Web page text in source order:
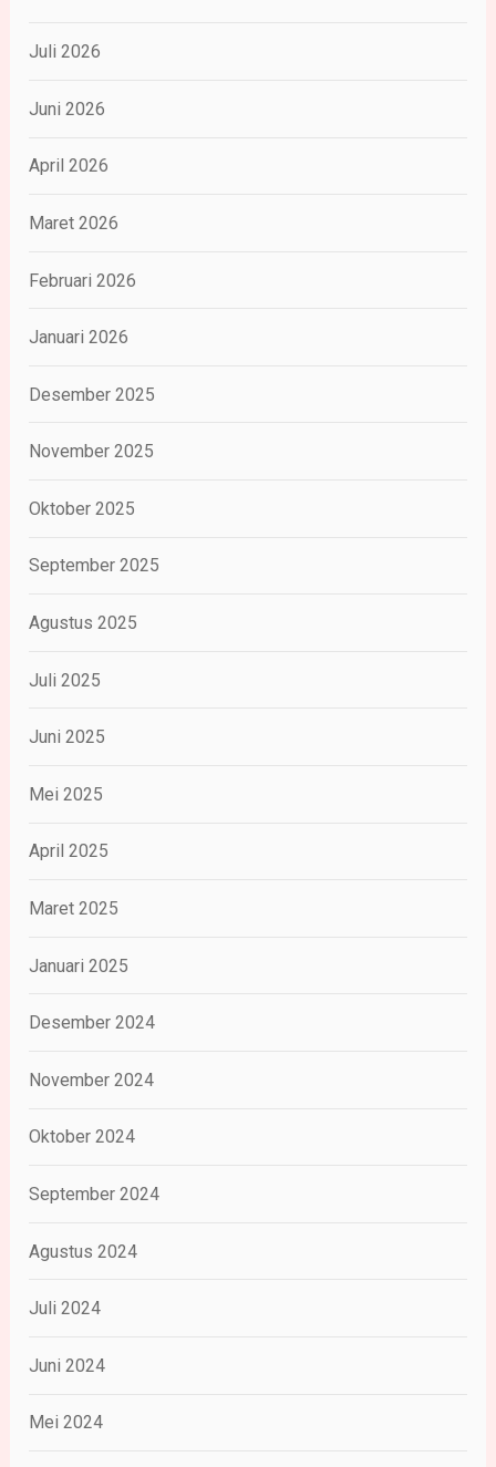
Juli 2026
Juni 2026
April 2026
Maret 2026
Februari 2026
Januari 2026
Desember 2025
November 2025
Oktober 2025
September 2025
Agustus 2025
Juli 2025
Juni 2025
Mei 2025
April 2025
Maret 2025
Januari 2025
Desember 2024
November 2024
Oktober 2024
September 2024
Agustus 2024
Juli 2024
Juni 2024
Mei 2024